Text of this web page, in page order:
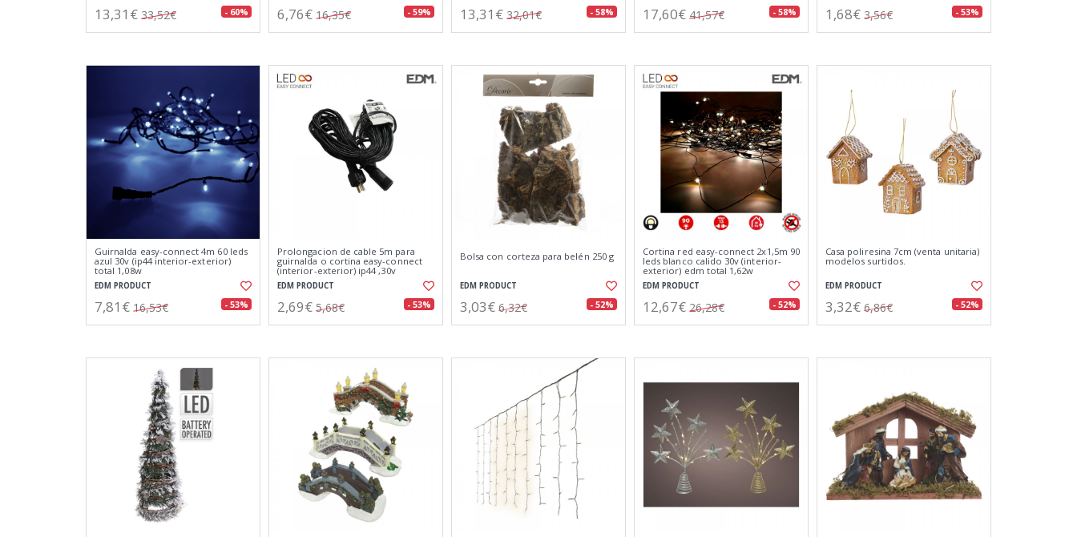
13,31€ 33,52€ - 60% 6,76€ 16,35€ - 59% 13,31€ 32,01€ - 58% 17,60€ 41,57€ - 58% 1,68€ 3,56€ - 53%
Guirnalda easy-connect 4m 60 leds
azul 30v (ip44 interior-exterior)
total 1,08w
EDM PRODUCT
7,81€ 16,53€ - 53%
Prolongacion de cable 5m para
guirnalda o cortina easy-connect
(interior-exterior) ip44 ,30v
EDM PRODUCT
2,69€ 5,68€ - 53%
Bolsa con corteza para belén 250 g
EDM PRODUCT
3,03€ 6,32€ - 52%
Cortina red easy-connect 2x1,5m 90
leds blanco calido 30v (interior-
exterior) edm total 1,62w
EDM PRODUCT
12,67€ 26,28€ - 52%
Casa poliresina 7cm (venta unitaria)
modelos surtidos.
EDM PRODUCT
3,32€ 6,86€ - 52%